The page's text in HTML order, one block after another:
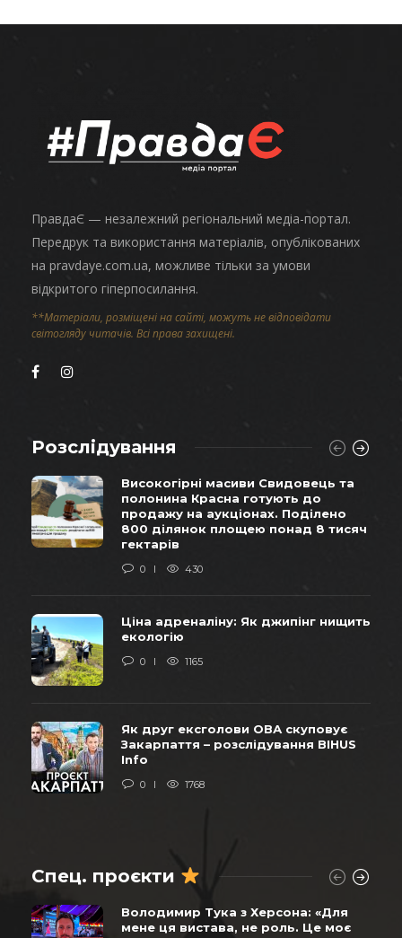
ПравдаЄ — незалежний регіональний медіа-портал.
Передрук та використання матеріалів, опублікованих
на pravdaye.com.ua, можливе тільки за умови
відкритого гіперпосилання.
**Матеріали, розміщені на сайті, можуть не відповідати
світогляду читачів. Всі права захищені.
Розслідування
Високогірні масиви Свидовець та
полонина Красна готують до
продажу на аукціонах. Поділено
800 ділянок площею понад 8 тисяч
гектарів
0 430
Ціна адреналіну: Як джипінг нищить
екологію
0 1165
Як друг ексголови ОВА скуповує
Закарпаття – розслідування BIHUS
Info
0 1768
Спец. проєкти
Володимир Тука з Херсона: «Для
мене ця вистава, не роль. Це моє